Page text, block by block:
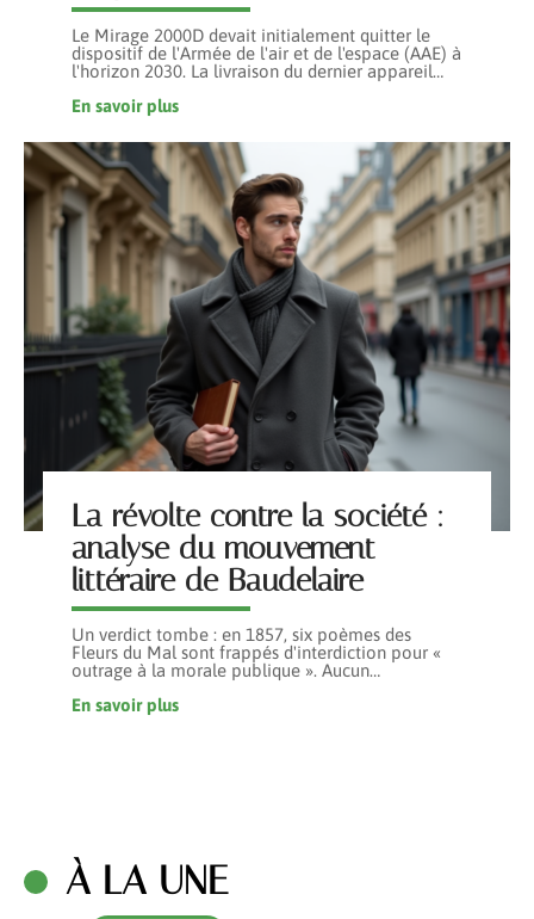
Le Mirage 2000D devait initialement quitter le
dispositif de l'Armée de l'air et de l'espace (AAE) à
l'horizon 2030. La livraison du dernier appareil…
En savoir plus
La révolte contre la société :
analyse du mouvement
littéraire de Baudelaire
Un verdict tombe : en 1857, six poèmes des
Fleurs du Mal sont frappés d'interdiction pour «
outrage à la morale publique ». Aucun…
En savoir plus
À LA UNE